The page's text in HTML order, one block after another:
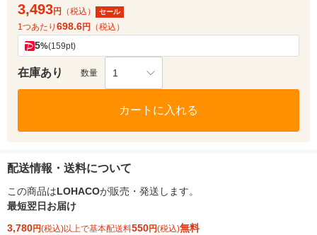
3,493円 （税込） セール
1つあたり 698.6円 （税込）
5%(159pt)
在庫あり 数量 1
カートに入れる
配送情報・送料について
この商品はLOHACOが販売・発送します。
最短翌日お届け
3,780円(税込)以上で基本配送料550円(税込)無料